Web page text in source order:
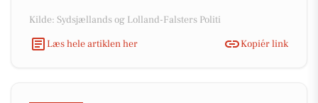
Kilde: Sydsjællands og Lolland-Falsters Politi
Læs hele artiklen her
Kopiér link